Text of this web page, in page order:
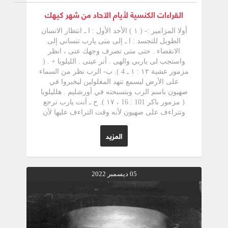
القراءات الكنسية لأيام الآحاد من شهر كيهك
أولا المزامير :- ( ۱ ) الأحد الأول : ا ـ انتظار الانسان
الطويل للتجسد : ا ـ إلى متى يارب تنساني إلى
الانقضاء . حتى متى تصرف وجهك عنى ، انظر
واستجب لى ياربي والهى . أنر عينى . الليلويا + . (
مزمور عشية ١٢ : ١ ـ 4 ). ب- الرب نظر من السماء
على الأرض ليسمع تنهد المغلولين ليخبروا في
صهيون باسم الرب وبتسبحته في أورشليم . هلليلويا
( مزمور باکر 101 : 16 ، ۱۷ ). ح ـ أنت يارب ترجع
وتتراءف على صهيون لأنه وقت التراءف عليها لأن
القداس11:101-14). فمزامير الأسبوع الأول كلها
تدور حول ضيق الانسان وحاجته للتجسد الإلهى وإن
الأسبوع الثاني عن كيفية التجسد بنبوات من مزامير
العهد القديم . أ‌- طاطيء السموات وانزل - والمس
الجبال فتدخن . أرسل يدك من العلو انقذنى ونجنى
هلليلويا »( مزمور عشية 143 : 2 ، ۷ ) ب‌- « ينزل
مثل المطر على الجزة ومثل قطرات على الأرض
يشرق في أيامه العدل وكثرة السلامة » . العذراء
المزيد
05 ديسمبر 2022